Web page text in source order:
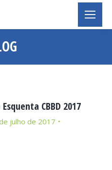
Você está aqui:
CBBD 2017
julho de 2017